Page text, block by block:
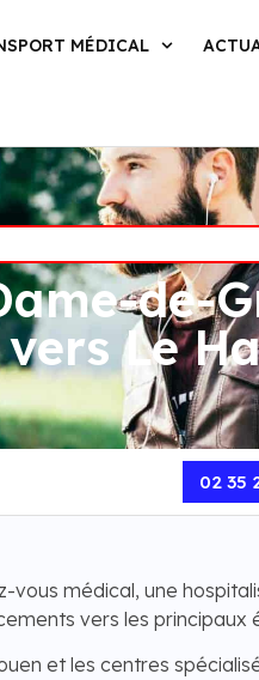
MÉDICAL
de-
Le
02 35
vous médical, une
vers les
et les centres